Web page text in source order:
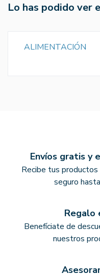
Lo has podido ver
ALIMENTACIÓN
Envíos gratis y
Recibe tus
seguro
Regalo
Benefíciate de
nuestros